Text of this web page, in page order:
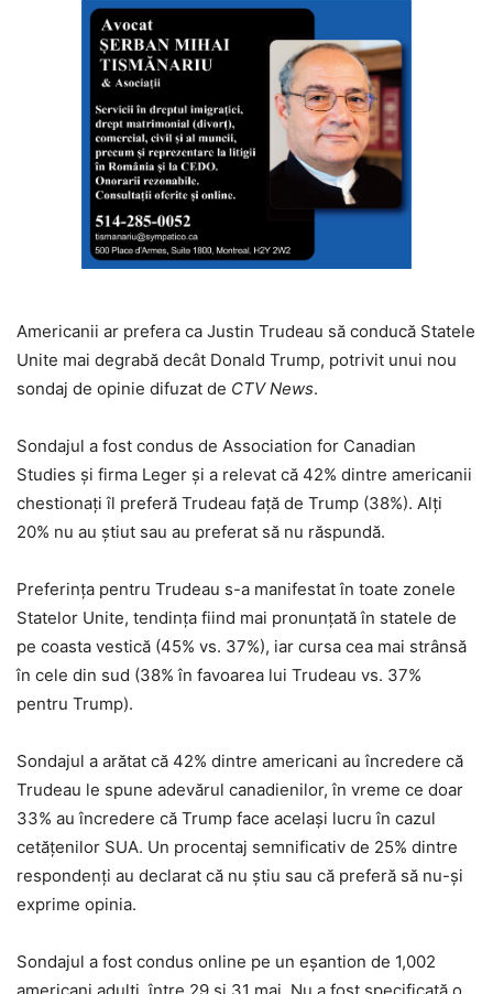
Americanii ar prefera ca Justin Trudeau să conducă Statele
Unite mai degrabă decât Donald Trump, potrivit unui nou
sondaj de opinie difuzat de CTV News.
Sondajul a fost condus de Association for Canadian
Studies și firma Leger și a relevat că 42% dintre americanii
chestionați îl preferă Trudeau față de Trump (38%). Alți
20% nu au știut sau au preferat să nu răspundă.
Preferința pentru Trudeau s-a manifestat în toate zonele
Statelor Unite, tendința fiind mai pronunțată în statele de
pe coasta vestică (45% vs. 37%), iar cursa cea mai strânsă
în cele din sud (38% în favoarea lui Trudeau vs. 37%
pentru Trump).
Sondajul a arătat că 42% dintre americani au încredere că
Trudeau le spune adevărul canadienilor, în vreme ce doar
33% au încredere că Trump face același lucru în cazul
cetățenilor SUA. Un procentaj semnificativ de 25% dintre
respondenți au declarat că nu știu sau că preferă să nu-și
exprime opinia.
Sondajul a fost condus online pe un eșantion de 1,002